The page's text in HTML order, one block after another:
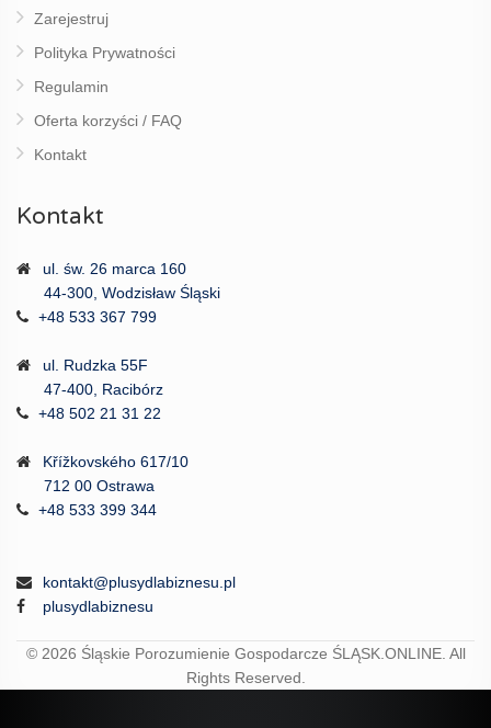
Zarejestruj
Polityka Prywatności
Regulamin
Oferta korzyści / FAQ
Kontakt
Kontakt
ul. św. 26 marca 160
44-300, Wodzisław Śląski
+48 533 367 799
ul. Rudzka 55F
47-400, Racibórz
+48 502 21 31 22
Křížkovského 617/10
712 00 Ostrawa
+48 533 399 344
kontakt@plusydlabiznesu.pl
plusydlabiznesu
© 2026 Śląskie Porozumienie Gospodarcze ŚLĄSK.ONLINE. All
Rights Reserved.